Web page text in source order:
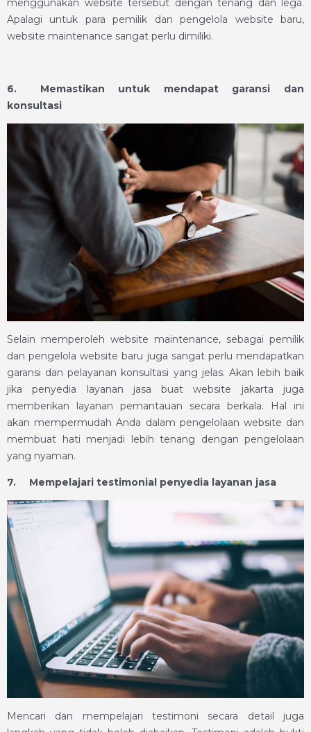
menggunakan website tersebut dengan tenang dan lega.
Apalagi untuk para pemilik dan pengelola website baru,
website maintenance sangat perlu dimiliki.
6.
Memastikan untuk mendapat garansi dan
konsultasi
Selain memperoleh website maintenance, sebagai pemilik
dan pengelola website baru juga sangat perlu mendapatkan
garansi dan pelayanan konsultasi yang jelas. Akan lebih baik
jika penyedia layanan jasa buat website jakarta juga
memberikan layanan pemantauan secara berkala. Hal ini
akan mempermudah Anda dalam pengelolaan website dan
membuat hati menjadi lebih tenang dengan pengelolaan
yang nyaman.
7. Mempelajari testimonial penyedia layanan jasa
Mencari dan mempelajari testimoni secara detail juga